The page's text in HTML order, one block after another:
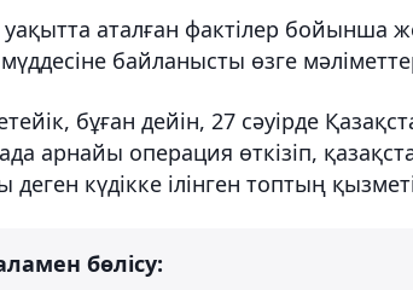
уақытта аталған фактілер
мүддесіне байланысты өзге
бұған дейін, 27 сәуірде
арнайы операция өткізіп,
деген күдікке ілінген топтың
бөлісу: